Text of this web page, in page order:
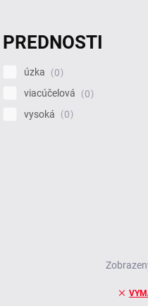
PREDNOSTI
úzka
0
viacúčelová
0
vysoká
0